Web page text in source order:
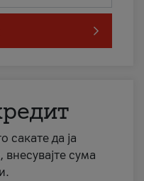
сакате да ја
сума